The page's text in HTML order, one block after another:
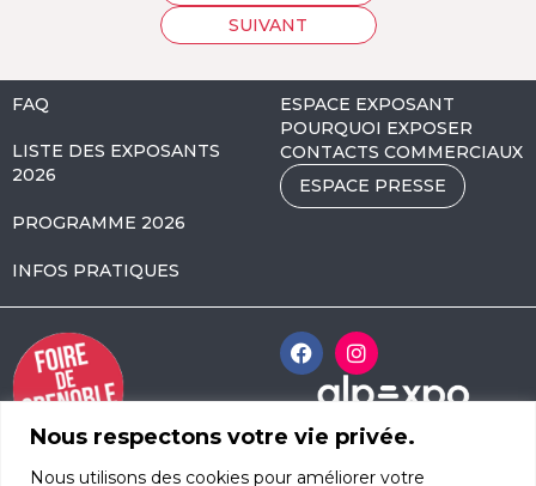
Nous respectons votre vie privée.
Nous utilisons des cookies pour améliorer votre
SUIVANT
d’Innsbruck
FAQ
LISTE DES EXPOSANTS
2026
PROGRAMME 2026
INFOS PRATIQUES
ESPACE EXPOSANT
POURQUOI EXPOSER
CONTACTS COMMERCIAUX
ESPACE PRESSE